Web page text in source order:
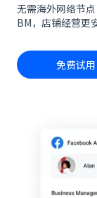
无需海外网络节
BM，店铺经营更
免费试用